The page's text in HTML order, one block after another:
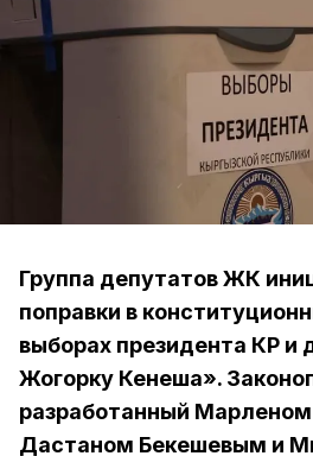
Группа депутатов ЖК
поправки в
выборах президента КР и
Жогорку Кенеша».
разработанный
Дастаном Бекешевым и